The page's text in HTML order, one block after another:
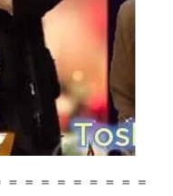
＝＝＝＝＝＝＝＝